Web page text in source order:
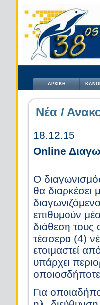
ΑΡΧΙΚΗ
Νέα /
18.12.15
Online
O
θα διαρκέσει
επιθυμούν
διάθεση
τέσσερα (4)
ετοιμαστεί
υπάρχει
οποιοσδήποτε.
Για